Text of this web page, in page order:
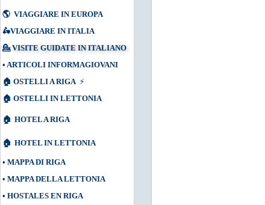
🌎 VIAGGIARE IN EUROPA
🛵VIAGGIARE IN ITALIA
💁 VISITE GUIDATE IN ITALIANO
• ARTICOLI INFORMAGIOVANI
🏠 OSTELLI A RIGA ⚡
🏠 OSTELLI IN LETTONIA
🏠 HOTEL A RIGA
🏠 HOTEL IN LETTONIA
• MAPPA DI RIGA
• MAPPA DELLA LETTONIA
• HOSTALES EN RIGA